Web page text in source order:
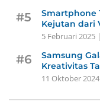
#5
Smartphone
Kejutan dari
5 Februari 2025
#6
Samsung
Kreativitas
11 Oktober